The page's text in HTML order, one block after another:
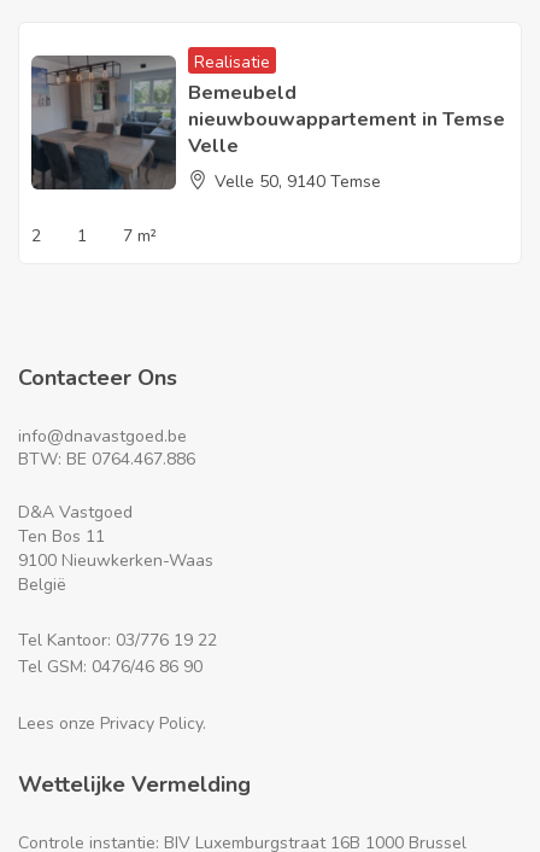
Realisatie
Bemeubeld
nieuwbouwappartement in Temse
Velle
Velle 50, 9140 Temse
2 1 7 m²
Contacteer Ons
info@dnavastgoed.be
BTW: BE 0764.467.886
D&A Vastgoed
Ten Bos 11
9100 Nieuwkerken-Waas
België
Tel Kantoor: 03/776 19 22
Tel GSM: 0476/46 86 90
Lees onze Privacy Policy.
Wettelijke Vermelding
Controle instantie: BIV Luxemburgstraat 16B 1000 Brussel